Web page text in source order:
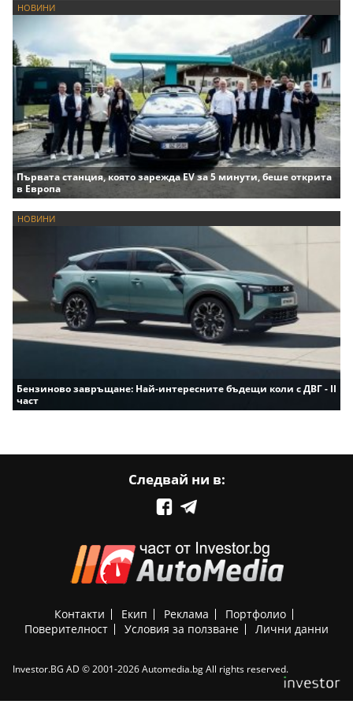
НОВИНИ
Първата станция, която зарежда EV за 5 минути, беше открита
в Европа
НОВИНИ
Бензиново завръщане: Най-интересните бъдещи коли с ДВГ - II
част
Следвай ни в:
Контакти Екип Реклама
Портфолио
Поверителност
Условия за ползване Лични данни
Investor.BG AD © 2001-2026 Automedia.bg All rights reserved.